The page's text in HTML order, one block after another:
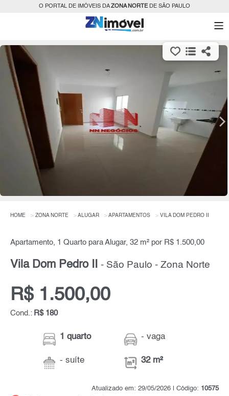
O PORTAL DE IMÓVEIS DAZONA NORTEDE SÃO PAULO
HOME ZONA NORTE ALUGAR APARTAMENTOS VILA DOM PEDRO II
Apartamento, 1 Quarto para Alugar, 32 m² por R$ 1.500,00
Vila Dom Pedro II - São Paulo - Zona Norte
R$ 1.500,00
Cond.: R$ 180
1 quarto
- suíte
- vaga
32 m²
Atualizado em: 29/05/2026 | Código: 10575